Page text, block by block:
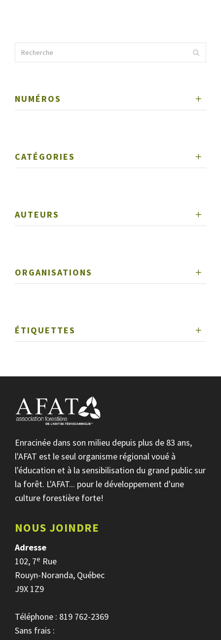
NUMÉROS
CATÉGORIES
AUTEURS
ORGANISATIONS
ÉTIQUETTES
Enracinée dans son milieu depuis plus de 83 ans,
l'AFAT est le seul organisme régional voué à
l'éducation et à la sensibilisation du grand public sur
la forêt. L'AFAT... pour le développement d'une
culture forestière forte!
NOUS JOINDRE
Adresse
102, 7e Rue
Rouyn-Noranda, Québec
J9X 1Z9
Téléphone : 819 762-2369
Sans frais :